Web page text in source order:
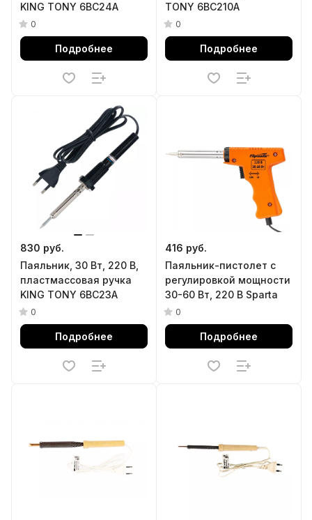
KING TONY 6BC24A
0
Подробнее
TONY 6BC210A
0
Подробнее
830 руб.
Паяльник, 30 Вт, 220 В,
пластмассовая ручка
KING TONY 6BC23A
0
Подробнее
416 руб.
Паяльник-пистолет с
регулировкой мощности
30-60 Вт, 220 В Sparta
0
Подробнее